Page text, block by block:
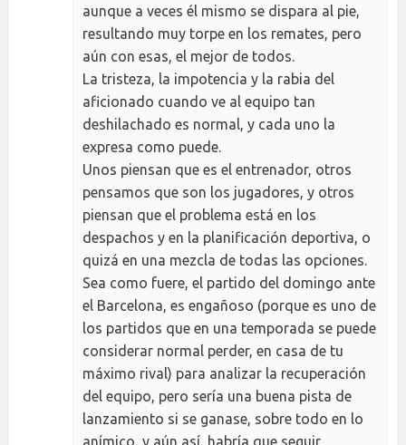
aunque a veces él mismo se dispara al pie,
resultando muy torpe en los remates, pero
aún con esas, el mejor de todos.
La tristeza, la impotencia y la rabia del
aficionado cuando ve al equipo tan
deshilachado es normal, y cada uno la
expresa como puede.
Unos piensan que es el entrenador, otros
pensamos que son los jugadores, y otros
piensan que el problema está en los
despachos y en la planificación deportiva, o
quizá en una mezcla de todas las opciones.
Sea como fuere, el partido del domingo ante
el Barcelona, es engañoso (porque es uno de
los partidos que en una temporada se puede
considerar normal perder, en casa de tu
máximo rival) para analizar la recuperación
del equipo, pero sería una buena pista de
lanzamiento si se ganase, sobre todo en lo
anímico, y aún así, habría que seguir